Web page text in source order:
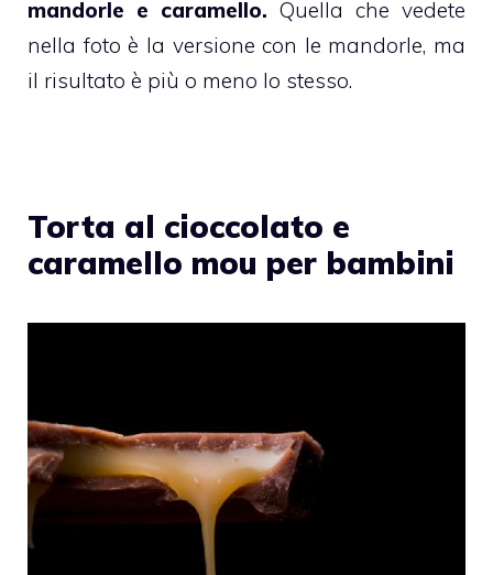
mandorle e caramello. Quella che vedete
nella foto è la versione con le mandorle, ma
il risultato è più o meno lo stesso.
Torta al cioccolato e
caramello mou per bambini